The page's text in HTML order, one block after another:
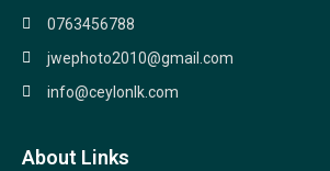
0763456788
jwephoto2010@gmail.com
info@ceylonlk.com
About Links